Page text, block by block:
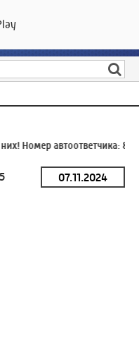
«Ивтелерадио»
Номер автоответчика:8